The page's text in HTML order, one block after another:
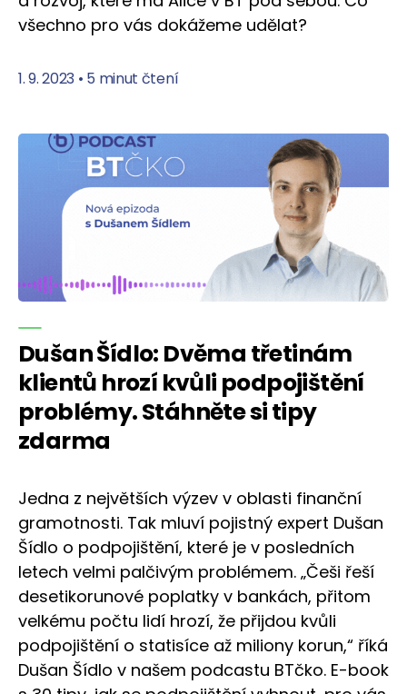
všechno pro vás dokážeme udělat?
1. 9. 2023 • 5 minut čtení
Dušan Šídlo: Dvěma třetinám
klientů hrozí kvůli podpojištění
problémy. Stáhněte si tipy
zdarma
Jedna z největších výzev v oblasti finanční
gramotnosti. Tak mluví pojistný expert Dušan
Šídlo o podpojištění, které je v posledních
letech velmi palčivým problémem. „Češi řeší
desetikorunové poplatky v bankách, přitom
velkému počtu lidí hrozí, že přijdou kvůli
podpojištění o statisíce až miliony korun,“ říká
Dušan Šídlo v našem podcastu BTčko. E-book